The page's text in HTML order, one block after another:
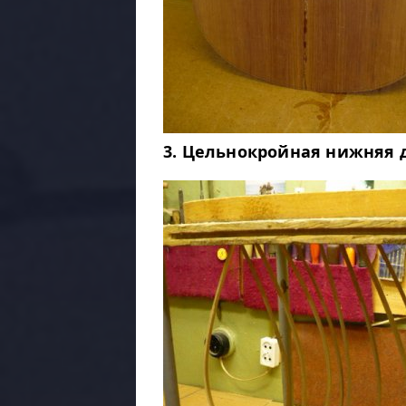
3. Цельнокройная нижняя